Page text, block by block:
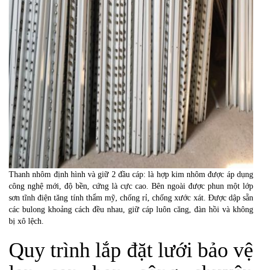
Thanh nhôm định hình và giữ 2 đầu cáp: là hợp kim nhôm được áp dụng
công nghệ mới, độ bền, cứng là cực cao. Bên ngoài được phun một lớp
sơn tĩnh điện tăng tính thẩm mỹ, chống rỉ, chống xước xát. Được dập sẵn
các bulong khoảng cách đều nhau, giữ cáp luôn căng, đàn hồi và không
bị xô lệch.
Quy trình lắp đặt lưới bảo vệ